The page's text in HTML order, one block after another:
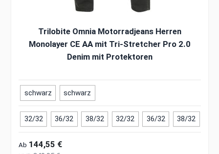
Trilobite Omnia Motorradjeans Herren
Monolayer CE AA mit Tri-Stretcher Pro 2.0
Denim mit Protektoren
schwarz schwarz
32/32 36/32 38/32 32/32 36/32 38/32
Ab 144,55 €